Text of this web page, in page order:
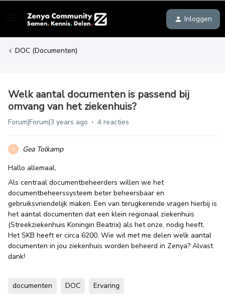
Inloggen
DOC (Documenten)
Welk aantal documenten is passend bij
omvang van het ziekenhuis?
Forum|Forum|3 years ago 4 reacties
G
Gea Tolkamp
Hallo allemaal,
Als centraal documentbeheerders willen we het
documentbeheerssysteem beter beheersbaar en
gebruiksvriendelijk maken. Een van terugkerende vragen hierbij is
het aantal documenten dat een klein regionaal ziekenhuis
(Streekziekenhuis Koningin Beatrix) als het onze, nodig heeft.
Het SKB heeft er circa 6200. Wie wil met me delen welk aantal
documenten in jou ziekenhuis worden beheerd in Zenya? Alvast
dank!
documenten DOC Ervaring